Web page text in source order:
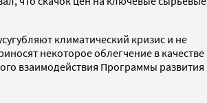
климатический кризис и не
некоторое облегчение в качестве
взаимодействия Программы развития